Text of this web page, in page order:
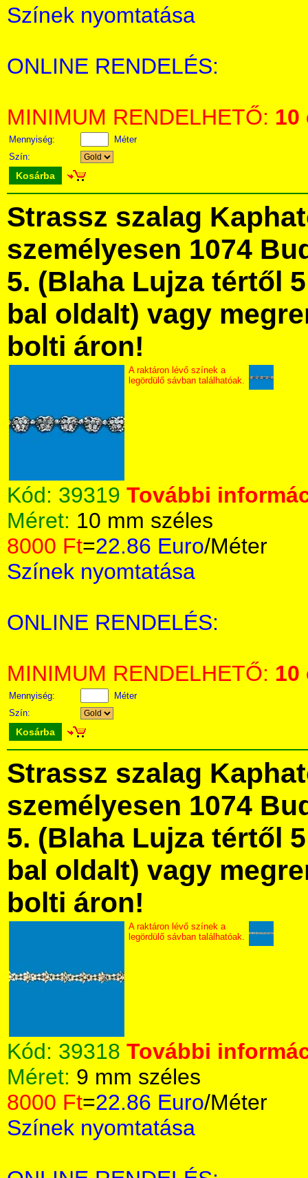
Színek nyomtatása
ONLINE RENDELÉS:
MINIMUM RENDELHETŐ: 10
Mennyiség:
Méter
Szín:
Kosárba
Strassz szalag
személyesen 1074
5. (Blaha Lujza tértől
bal oldalt) vagy
bolti áron!
A raktáron lévő színek a
legördülő sávban találhatóak.
Kód: 39319 További
Méret: 10 mm széles
8000 Ft=22.86 Euro/Méter
Színek nyomtatása
ONLINE RENDELÉS:
MINIMUM RENDELHETŐ: 10
Mennyiség:
Méter
Szín:
Kosárba
Strassz szalag
személyesen 1074
5. (Blaha Lujza tértől
bal oldalt) vagy
bolti áron!
A raktáron lévő színek a
legördülő sávban találhatóak.
Kód: 39318 További
Méret: 9 mm széles
8000 Ft=22.86 Euro/Méter
Színek nyomtatása